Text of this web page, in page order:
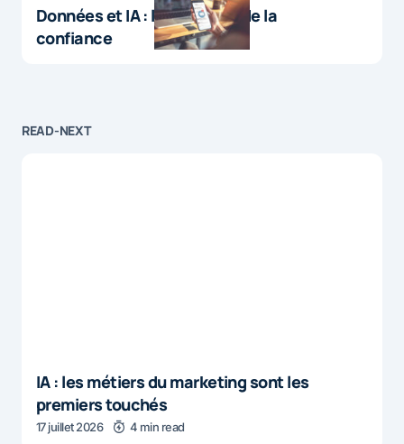
Données et IA : le paradoxe de la
confiance
READ-NEXT
IA : les métiers du marketing sont les
premiers touchés
17 juillet 2026 4 min read